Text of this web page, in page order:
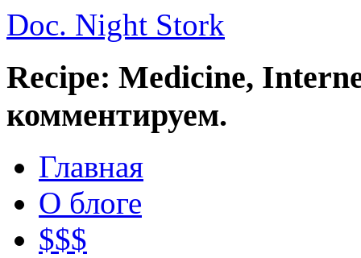
Doc. Night Stork
Recipe: Medicine,
комментируем.
Главная
О блоге
$$$